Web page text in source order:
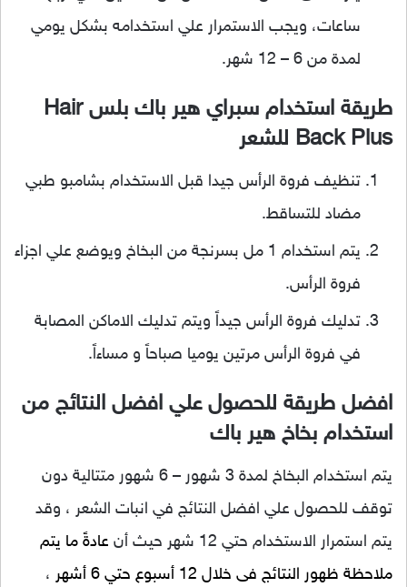
ساعات، ويجب الاستمرار علي استخدامه بشكل يومي
لمدة من 6 – 12 شهر.
طريقة استخدام سبراي هير باك بلس Hair
Back Plus للشعر
تنظيف فروة الرأس جيدا قبل الاستخدام بشامبو طبي
مضاد للتساقط.
يتم استخدام 1 مل بسرنجة من البخاخ ويوضع علي اجزاء
فروة الرأس.
تدليك فروة الرأس جيداً ويتم تدليك الاماكن المصابة
في فروة الرأس مرتين يوميا صباحاً و مساءاً.
افضل طريقة للحصول علي افضل النتائج من
استخدام بخاخ هير باك
يتم استخدام البخاخ لمدة 3 شهور – 6 شهور متتالية دون
توقف للحصول علي افضل النتائج في انبات الشعر ، وقد
يتم استمرار الاستخدام حتي 12 شهر حيث أن
عادةً ما يتم
ملاحظة ظهور النتائج فى خلال 12 أسبوع حتي 6 أشهر
،